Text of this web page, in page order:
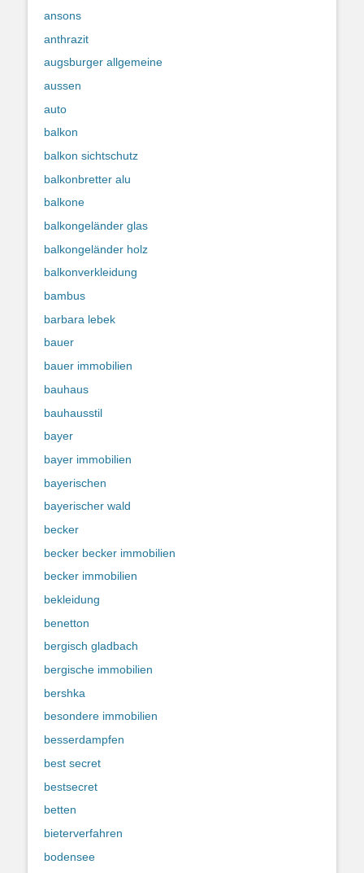
ansons
anthrazit
augsburger allgemeine
aussen
auto
balkon
balkon sichtschutz
balkonbretter alu
balkone
balkongeländer glas
balkongeländer holz
balkonverkleidung
bambus
barbara lebek
bauer
bauer immobilien
bauhaus
bauhausstil
bayer
bayer immobilien
bayerischen
bayerischer wald
becker
becker becker immobilien
becker immobilien
bekleidung
benetton
bergisch gladbach
bergische immobilien
bershka
besondere immobilien
besserdampfen
best secret
bestsecret
betten
bieterverfahren
bodensee